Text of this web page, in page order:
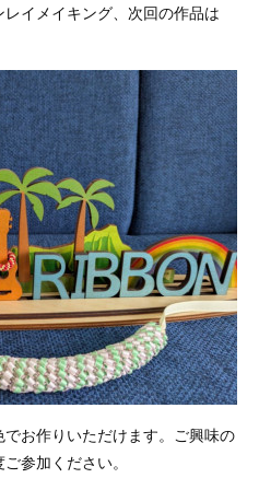
イメイキング、次回の作品は
お作りいただけます。ご興味の
参加ください。